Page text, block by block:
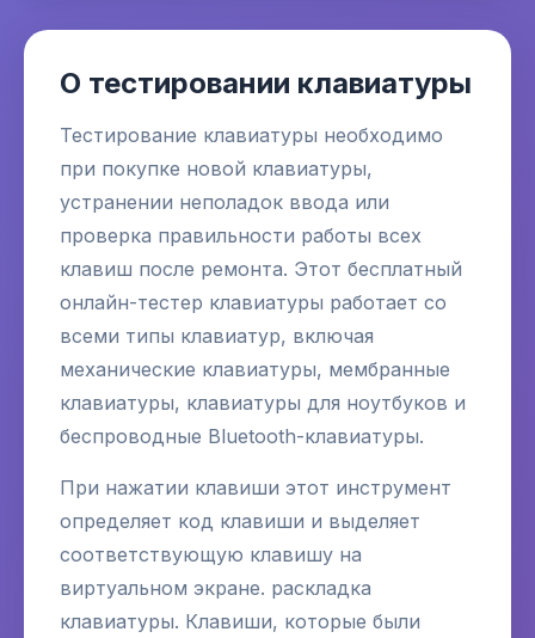
О тестировании клавиатуры
Тестирование клавиатуры необходимо
при покупке новой клавиатуры,
устранении неполадок ввода или
проверка правильности работы всех
клавиш после ремонта. Этот бесплатный
онлайн-тестер клавиатуры работает со
всеми типы клавиатур, включая
механические клавиатуры, мембранные
клавиатуры, клавиатуры для ноутбуков и
беспроводные Bluetooth-клавиатуры.
При нажатии клавиши этот инструмент
определяет код клавиши и выделяет
соответствующую клавишу на
виртуальном экране. раскладка
клавиатуры. Клавиши, которые были